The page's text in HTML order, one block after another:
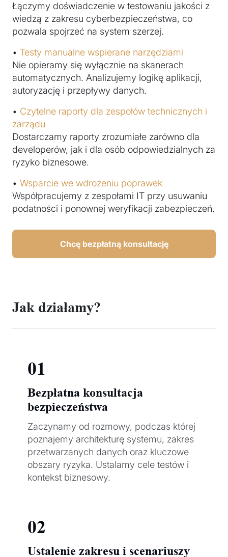
Łączymy doświadczenie w testowaniu jakości z
wiedzą z zakresu cyberbezpieczeństwa, co
pozwala spojrzeć na system szerzej.
• Testy manualne wspierane narzędziami
Nie opieramy się wyłącznie na skanerach
automatycznych. Analizujemy logikę aplikacji,
autoryzację i przepływy danych.
• Czytelne raporty dla zespołów technicznych i
zarządu
Dostarczamy raporty zrozumiałe zarówno dla
developerów, jak i dla osób odpowiedzialnych za
ryzyko biznesowe.
• Wsparcie we wdrożeniu poprawek
Współpracujemy z zespołami IT przy usuwaniu
podatności i ponownej weryfikacji zabezpieczeń.
Chcę bezpłatną konsultację
Jak działamy?
01
Bezpłatna konsultacja
bezpieczeństwa
Zaczynamy od rozmowy, podczas której
poznajemy architekturę systemu, zakres
przetwarzanych danych oraz kluczowe
obszary ryzyka. Ustalamy cele testów i
kontekst biznesowy.
02
Ustalenie zakresu i scenariuszy